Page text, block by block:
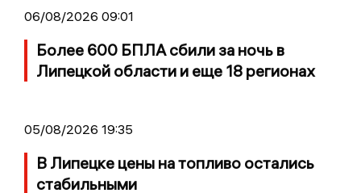
06/08/2026 09:01
Более 600 БПЛА сбили за ночь в
Липецкой области и еще 18 регионах
05/08/2026 19:35
В Липецке цены на топливо остались
стабильными